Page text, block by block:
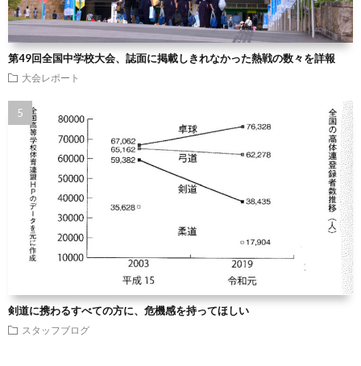
第49回全国中学校大会、誌面に掲載しきれなかった熱戦の数々を詳報
大会レポート
剣道に携わるすべての方に、危機感を持ってほしい
スタッフブログ